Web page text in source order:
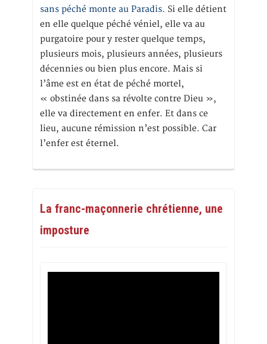
sans péché monte au Paradis. Si elle détient
en elle quelque péché véniel, elle va au
purgatoire pour y rester quelque temps,
plusieurs mois, plusieurs années, plusieurs
décennies ou bien plus encore. Mais si
l’âme est en état de péché mortel,
« obstinée dans sa révolte contre Dieu »,
elle va directement en enfer. Et dans ce
lieu, aucune rémission n’est possible. Car
l’enfer est éternel.
La franc-maçonnerie chrétienne, une
imposture